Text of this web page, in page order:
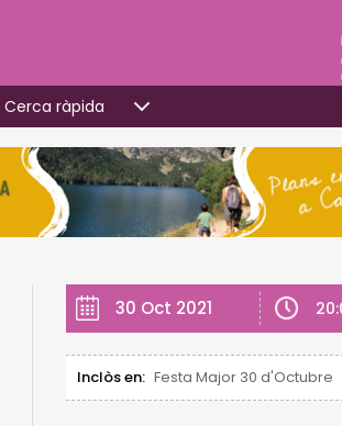
Cerca ràpida
30 Oct 2021
Inclòs en: Festa Major 30 d'Octubre